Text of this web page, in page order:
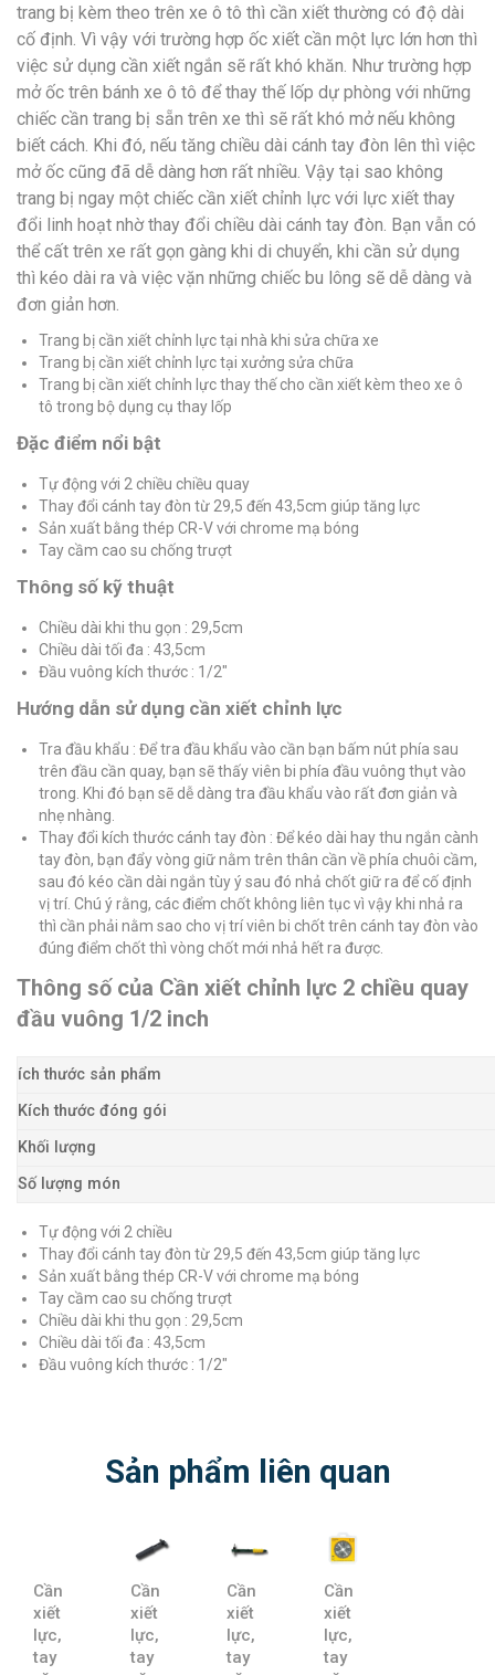
trang bị kèm theo trên xe ô tô thì cần xiết thường có độ dài
cố định. Vì vậy với trường hợp ốc xiết cần một lực lớn hơn thì
việc sử dụng cần xiết ngắn sẽ rất khó khăn. Như trường hợp
mở ốc trên bánh xe ô tô để thay thế lốp dự phòng với những
chiếc cần trang bị sẵn trên xe thì sẽ rất khó mở nếu không
biết cách. Khi đó, nếu tăng chiều dài cánh tay đòn lên thì việc
mở ốc cũng đã dễ dàng hơn rất nhiều. Vậy tại sao không
trang bị ngay một chiếc cần xiết chỉnh lực với lực xiết thay
đổi linh hoạt nhờ thay đổi chiều dài cánh tay đòn. Bạn vẫn có
thể cất trên xe rất gọn gàng khi di chuyển, khi cần sử dụng
thì kéo dài ra và việc vặn những chiếc bu lông sẽ dễ dàng và
đơn giản hơn.
Trang bị cần xiết chỉnh lực tại nhà khi sửa chữa xe
Trang bị cần xiết chỉnh lực tại xưởng sửa chữa
Trang bị cần xiết chỉnh lực thay thế cho cần xiết kèm theo xe ô
tô trong bộ dụng cụ thay lốp
Đặc điểm nổi bật
Tự động với 2 chiều chiều quay
Thay đổi cánh tay đòn từ 29,5 đến 43,5cm giúp tăng lực
Sản xuất bằng thép CR-V với chrome mạ bóng
Tay cầm cao su chống trượt
Thông số kỹ thuật
Chiều dài khi thu gọn : 29,5cm
Chiều dài tối đa : 43,5cm
Đầu vuông kích thước : 1/2″
Hướng dẫn sử dụng cần xiết chỉnh lực
Tra đầu khẩu : Để tra đầu khẩu vào cần bạn bấm nút phía sau
trên đầu cần quay, bạn sẽ thấy viên bi phía đầu vuông thụt vào
trong. Khi đó bạn sẽ dễ dàng tra đầu khẩu vào rất đơn giản và
nhẹ nhàng.
Thay đổi kích thước cánh tay đòn : Để kéo dài hay thu ngắn cành
tay đòn, bạn đẩy vòng giữ nằm trên thân cần về phía chuôi cầm,
sau đó kéo cần dài ngắn tùy ý sau đó nhả chốt giữ ra để cố định
vị trí. Chú ý rằng, các điểm chốt không liên tục vì vậy khi nhả ra
thì cần phải nằm sao cho vị trí viên bi chốt trên cánh tay đòn vào
đúng điểm chốt thì vòng chốt mới nhả hết ra được.
Thông số của Cần xiết chỉnh lực 2 chiều quay
đầu vuông 1/2 inch
ích thước sản phẩm
Kích thước đóng gói
Khối lượng
Số lượng món
Tự động với 2 chiều
Thay đổi cánh tay đòn từ 29,5 đến 43,5cm giúp tăng lực
Sản xuất bằng thép CR-V với chrome mạ bóng
Tay cầm cao su chống trượt
Chiều dài khi thu gọn : 29,5cm
Chiều dài tối đa : 43,5cm
Đầu vuông kích thước : 1/2″
Sản phẩm liên quan
Cần
xiết
lực,
tay
Cần
xiết
lực,
tay
Cần
xiết
lực,
tay
Cần
xiết
lực,
tay